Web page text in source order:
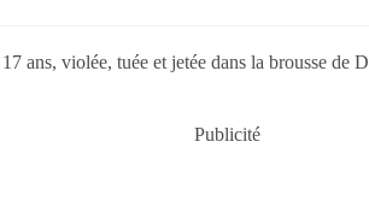
ans, violée, tuée et jetée dans la brousse de
Publicité